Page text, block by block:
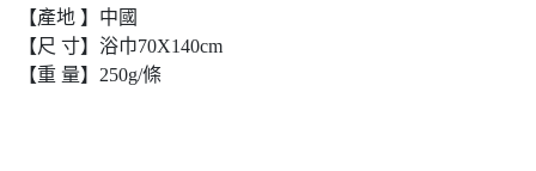
【產地 】中國
【尺 寸】浴巾70X140cm
【重 量】250g/條